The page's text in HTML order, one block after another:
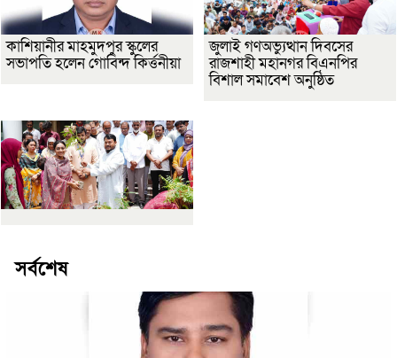
কাশিয়ানীর মাহমুদপুর স্কুলের
সভাপতি হলেন গোবিন্দ কির্ত্তনীয়া
জুলাই গণঅভ্যুত্থান দিবসের
রাজশাহী মহানগর বিএনপির
বিশাল সমাবেশ অনুষ্ঠিত
সর্বশেষ